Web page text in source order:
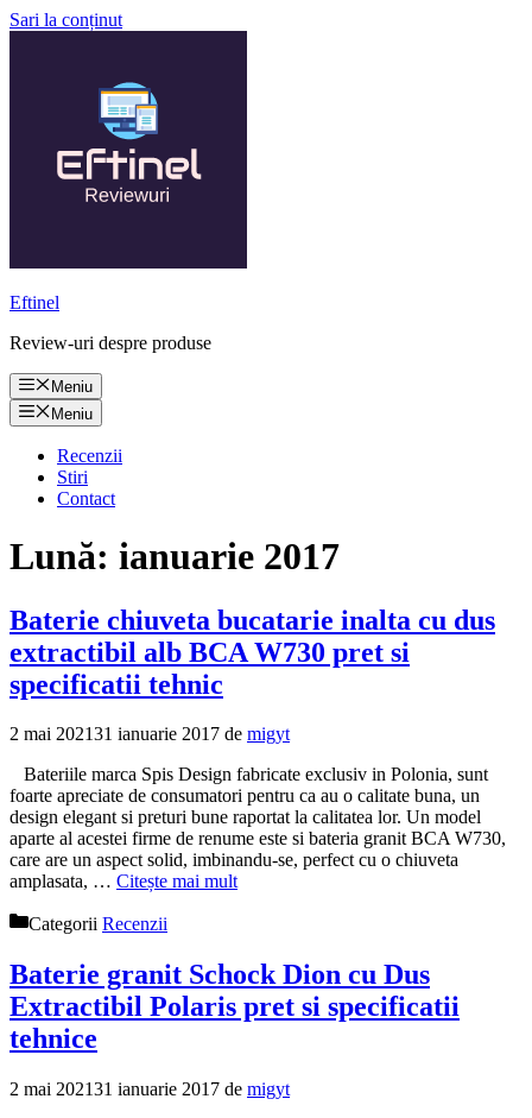
Sari la conținut
Eftinel
Review-uri despre produse
Meniu
Meniu
Recenzii
Stiri
Contact
Lună: ianuarie 2017
Baterie chiuveta bucatarie inalta cu dus
extractibil alb BCA W730 pret si
specificatii tehnic
2 mai 202131 ianuarie 2017 de migyt
Bateriile marca Spis Design fabricate exclusiv in Polonia, sunt
foarte apreciate de consumatori pentru ca au o calitate buna, un
design elegant si preturi bune raportat la calitatea lor. Un model
aparte al acestei firme de renume este si bateria granit BCA W730,
care are un aspect solid, imbinandu-se, perfect cu o chiuveta
amplasata, … Citește mai mult
Categorii Recenzii
Baterie granit Schock Dion cu Dus
Extractibil Polaris pret si specificatii
tehnice
2 mai 202131 ianuarie 2017 de migyt